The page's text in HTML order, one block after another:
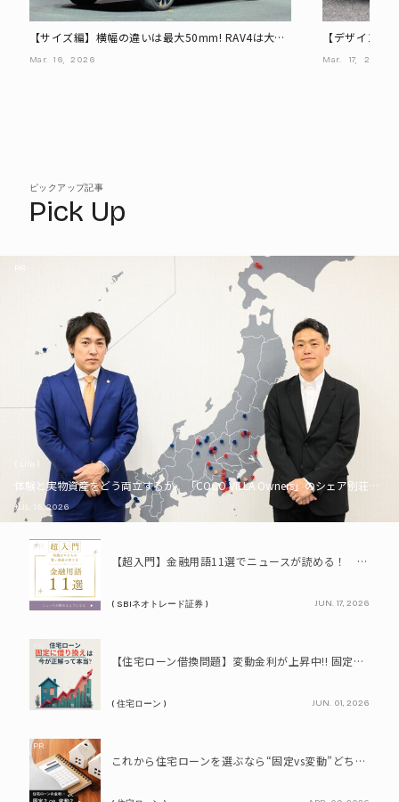
【サイズ編】横幅の違いは最大50mm! RAV4は大き
く感じる?
Mar. 16, 2026
【デザイン編
Mar. 17, 2026
ピックアップ記事
Pick Up
PR
体験と実物資産をどう両立するか。「COCO VILLA Owners」のシェア別荘とい
JUL. 16, 2026
PR
【超入門】金融用語11選でニュースが読める！ 知識ゼロからの賢い資産の育て方
( SBIネオトレード証券 ) JUN. 17, 2026
【住宅ローン借換問題】変動金利が上昇中!! 固定に借り換えるなら今が正解って本当? シミュレーションで比較してみよう
( 住宅ローン ) JUN. 01, 2026
PR
これから住宅ローンを選ぶなら“固定vs変動”どちらが正解? 9割が利用したいと答えた「いま決めなくてもいい」ローンとは!?